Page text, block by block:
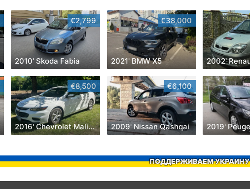
€2,799
2010' Skoda Fabia
€38,000
2021' BMW X5 2002'
€8,500
2016' Chevrolet Malibu
€6,100
2009' Nissan Qashqai 2019'
ПОДДЕРЖИВАЕМ УКРАИНУ